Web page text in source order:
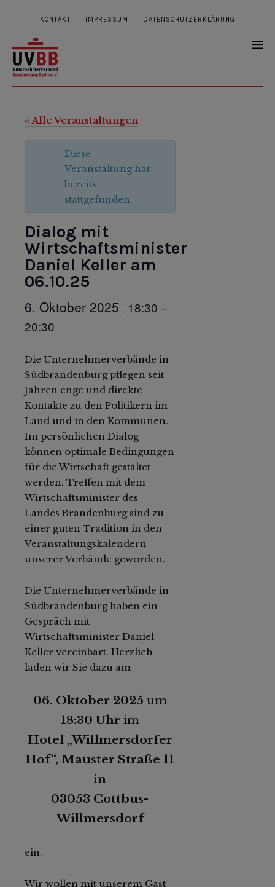
KONTAKT IMPRESSUM DATENSCHUTZERKLÄRUNG
« Alle Veranstaltungen
Diese
Veranstaltung hat
bereits
stattgefunden.
Dialog mit
Wirtschaftsminister
Daniel Keller am
06.10.25
6. Oktober 2025 , 18:30 –
20:30
Die Unternehmerverbände in
Südbrandenburg pflegen seit
Jahren enge und direkte
Kontakte zu den Politikern im
Land und in den Kommunen.
Im persönlichen Dialog
können optimale Bedingungen
für die Wirtschaft gestaltet
werden. Treffen mit dem
Wirtschaftsminister des
Landes Brandenburg sind zu
einer guten Tradition in den
Veranstaltungskalendern
unserer Verbände geworden.
Die Unternehmerverbände in
Südbrandenburg haben ein
Gespräch mit
Wirtschaftsminister Daniel
Keller vereinbart. Herzlich
laden wir Sie dazu am
06. Oktober 2025 um
18:30 Uhr im
Hotel „Willmersdorfer
Hof“, Mauster Straße 11
in
03053 Cottbus-
Willmersdorf
ein.
Wir wollen mit unserem Gast